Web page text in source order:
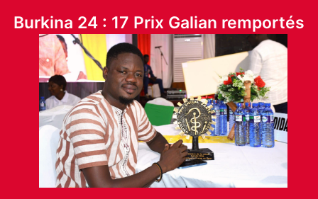
Burkina 24 : 17 Prix Galian remportés